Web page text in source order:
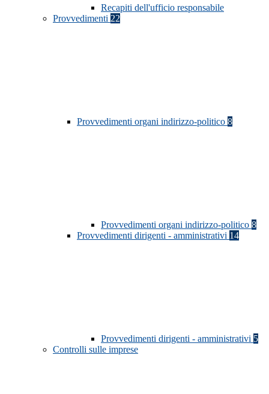
Recapiti dell'ufficio responsabile
Provvedimenti 22
Provvedimenti organi indirizzo-politico 8
Provvedimenti organi indirizzo-politico 8
Provvedimenti dirigenti - amministrativi 14
Provvedimenti dirigenti - amministrativi 5
Controlli sulle imprese